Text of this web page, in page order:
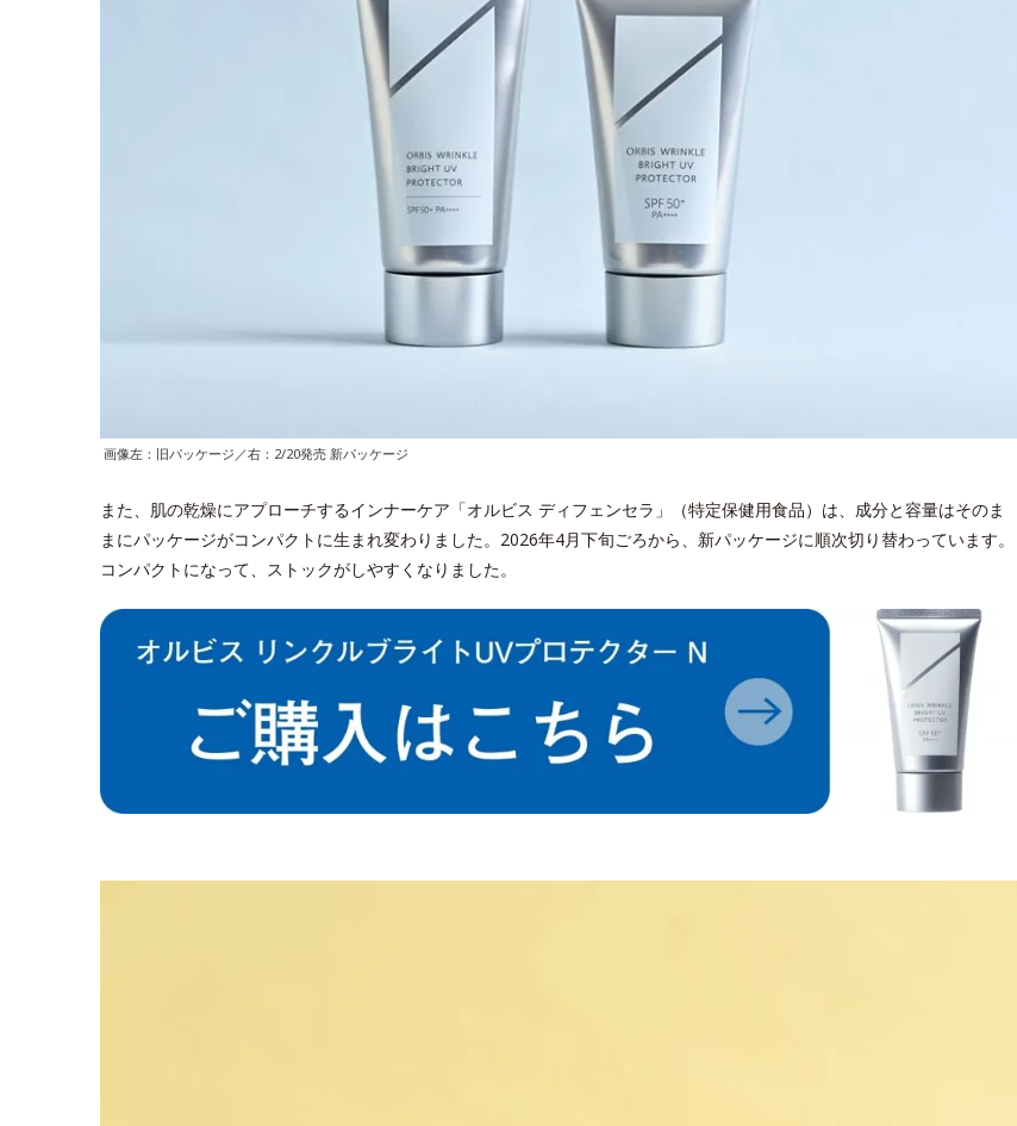
画像左：旧パッケージ／右：2/20発売 新パッケージ
また、肌の乾燥にアプローチするインナーケア「オルビス ディフェンセラ」（特定保健用食品）は、成分と容量はそのま
まにパッケージがコンパクトに生まれ変わりました。2026年4月下旬ごろから、新パッケージに順次切り替わっています。
コンパクトになって、ストックがしやすくなりました。